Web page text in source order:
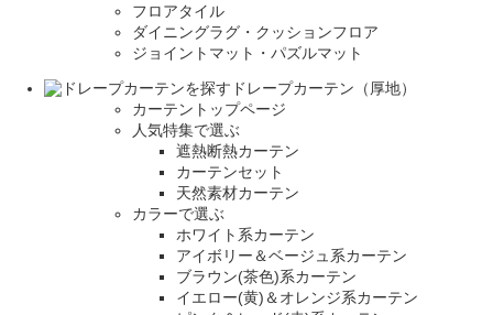
フロアタイル
ダイニングラグ・クッションフロア
ジョイントマット・パズルマット
ドレープカーテン（厚地）
カーテントップページ
人気特集で選ぶ
遮熱断熱カーテン
カーテンセット
天然素材カーテン
カラーで選ぶ
ホワイト系カーテン
アイボリー＆ベージュ系カーテン
ブラウン(茶色)系カーテン
イエロー(黄)＆オレンジ系カーテン